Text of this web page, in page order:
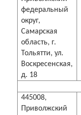
федеральный
округ,
Самарская
область, г.
Тольятти, ул.
Воскресенская,
д. 18
445008,
Приволжский